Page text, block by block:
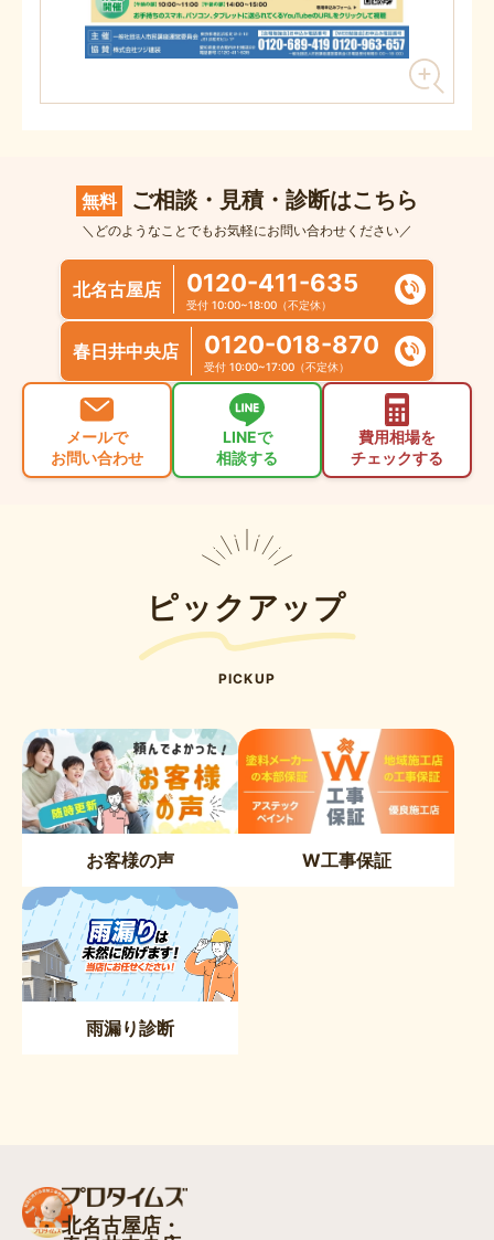
無料 ご相談・見積・診断はこちら
＼どのようなことでもお気軽にお問い合わせください／
北名古屋店 0120-411-635
受付 10:00~18:00（不定休）
春日井中央店 0120-018-870
受付 10:00~17:00（不定休）
メールで
お問い合わせ
LINEで
相談する
費用相場を
チェックする
ピックアップ
PICKUP
お客様の声 W工事保証
雨漏り診断
北名古屋店・